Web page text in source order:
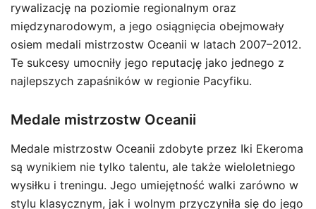
rywalizację na poziomie regionalnym oraz
międzynarodowym, a jego osiągnięcia obejmowały
osiem medali mistrzostw Oceanii w latach 2007–2012.
Te sukcesy umocniły jego reputację jako jednego z
najlepszych zapaśników w regionie Pacyfiku.
Medale mistrzostw Oceanii
Medale mistrzostw Oceanii zdobyte przez Iki Ekeroma
są wynikiem nie tylko talentu, ale także wieloletniego
wysiłku i treningu. Jego umiejętność walki zarówno w
stylu klasycznym, jak i wolnym przyczyniła się do jego